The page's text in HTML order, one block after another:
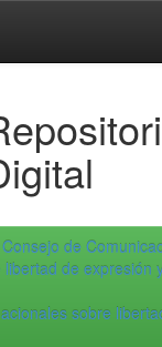
de
de expresión
sobre